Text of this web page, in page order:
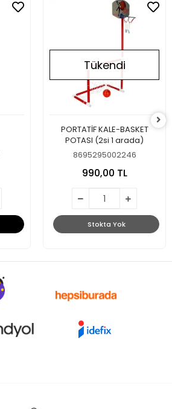
Tükendi
PORTATİF KALE-BASKET
POTASI (2si 1 arada)
8695295002246
990,00 TL
Stokta Yok